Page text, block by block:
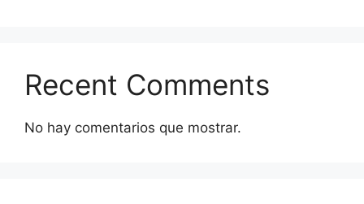
Recent Comments
No hay comentarios que mostrar.